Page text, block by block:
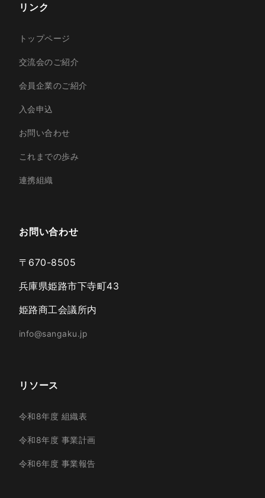
リンク
トップページ
交流会のご紹介
会員企業のご紹介
入会申込
お問い合わせ
これまでの歩み
連携組織
お問い合わせ
〒670-8505
兵庫県姫路市下寺町43
姫路商工会議所内
info@sangaku.jp
リソース
令和8年度 組織表
令和8年度 事業計画
令和6年度 事業報告